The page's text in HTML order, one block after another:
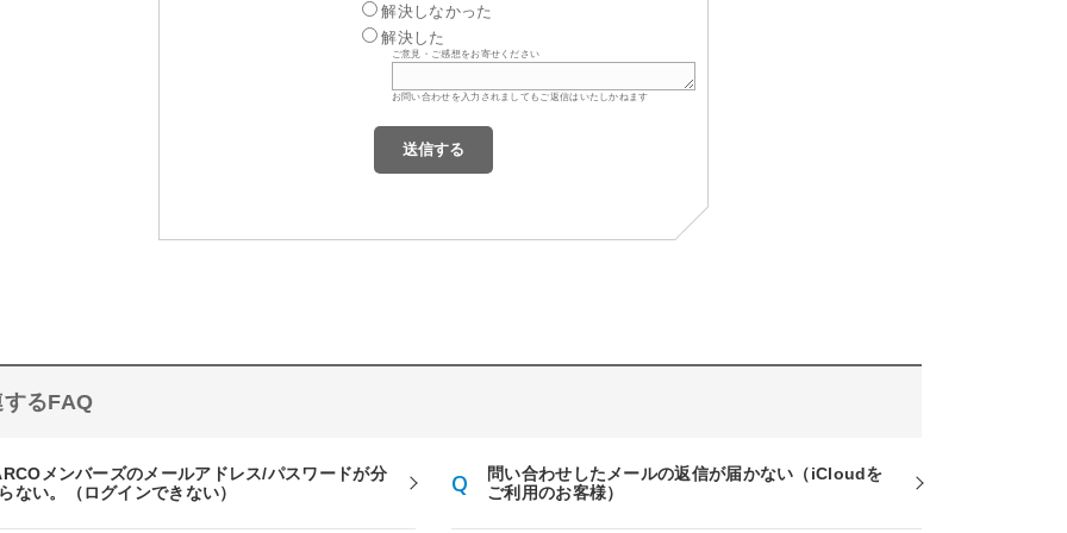
解決しなかった
解決した
ご意見・ご感想をお寄せください
お問い合わせを入力されましてもご返信はいたしかねます
するFAQ
メンバーズのメールアドレス/パスワードが分
ない。（ログインできない）
問い合わせしたメールの返信が届かない（iCloudを
ご利用のお客様）